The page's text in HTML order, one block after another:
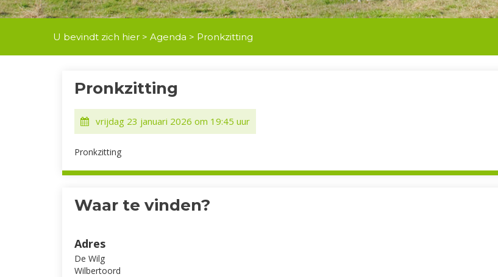
U bevindt zich hier > Agenda > Pronkzitting
Pronkzitting
vrijdag 23 januari 2026 om 19:45 uur
Pronkzitting
Waar te vinden?
Adres
De Wilg
Wilbertoord